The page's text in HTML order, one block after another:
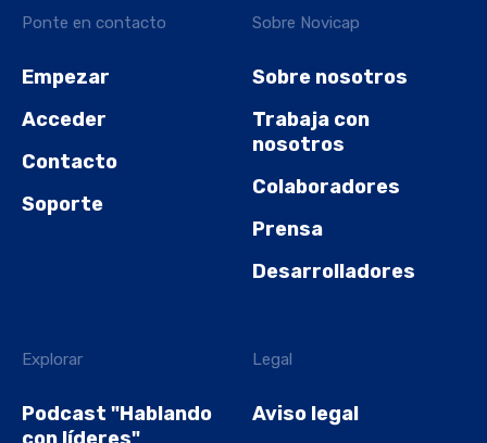
Ponte en contacto
Empezar
Acceder
Contacto
Soporte
Sobre Novicap
Sobre nosotros
Trabaja con
nosotros
Colaboradores
Prensa
Desarrolladores
Explorar
Podcast "Hablando
Legal
Aviso legal